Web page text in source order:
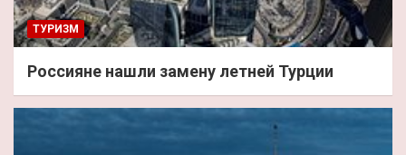
ТУРИЗМ
Россияне нашли замену летней Турции